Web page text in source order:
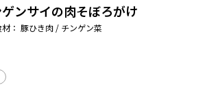
ンサイの肉そぼろがけ
材： 豚ひき肉 / チンゲン菜